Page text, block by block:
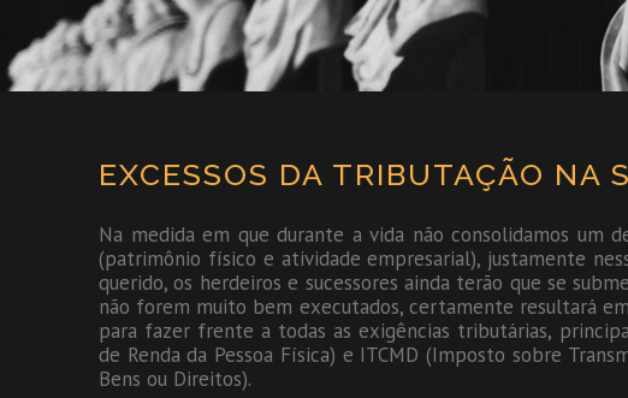
EXCESSOS DA TRIBUTAÇÃO NA
Na medida em que durante a vida não consolidamos um
(patrimônio físico e atividade empresarial), justamente
querido, os herdeiros e sucessores ainda terão que se
não forem muito bem executados, certamente resultará
para fazer frente a todas as exigências tributárias,
de Renda da Pessoa Física) e ITCMD (Imposto sobre
Bens ou Direitos).